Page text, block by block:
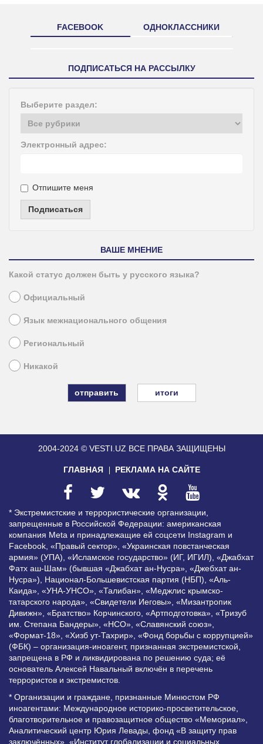
FACEBOOK ОДНОКЛАССНИКИ
ПОДПИСАТЬСЯ НА РАССЫЛКУ
Выберите раздел:
Электронный адрес:
Отпишите меня
Подписаться
ВАШЕ МНЕНИЕ
Какой статус должен быть у русского языка?
Официальный
Язык межнационального общения
Региональный
Никакой
итоги
2004-2024 © VESTI.UZ ВСЕ ПРАВА ЗАЩИЩЕНЫ
ГЛАВНАЯ РЕКЛАМА НА САЙТЕ
* Экстремистские и террористические организации,
запрещенные в Российской Федерации: американская
компания Meta и принадлежащие ей соцсети Instagram и
Facebook, «Правый сектор», «Украинская повстанческая
армия» (УПА), «Исламское государство» (ИГ, ИГИЛ), «Джабхат
Фатх аш-Шам» (бывшая «Джабхат ан-Нусра», «Джебхат ан-
Нусра»), Национал-Большевистская партия (НБП), «Аль-
Каида», «УНА-УНСО», «Талибан», «Меджлис крымско-
татарского народа», «Свидетели Иеговы», «Мизантропик
Дивижн», «Братство» Корчинского, «Артподготовка», «Тризуб
им. Степана Бандеры», «НСО», «Славянский союз»,
«Формат-18», «Хизб ут-Тахрир», «Фонд борьбы с коррупцией»
(ФБК) – организация-иноагент, признанная экстремистской,
запрещена в РФ и ликвидирована по решению суда; её
основатель Алексей Навальный включён в перечень
террористов и экстремистов.
* Организации и граждане, признанные Минюстом РФ
иноагентами: Международное историко-просветительское,
благотворительное и правозащитное общество «Мемориал»,
Аналитический центр Юрия Левады, фонд «В защиту прав
заключённых», «Институт глобализации и социальных